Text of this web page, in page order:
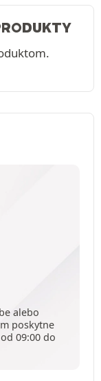
alebo
poskytne
09:00 do